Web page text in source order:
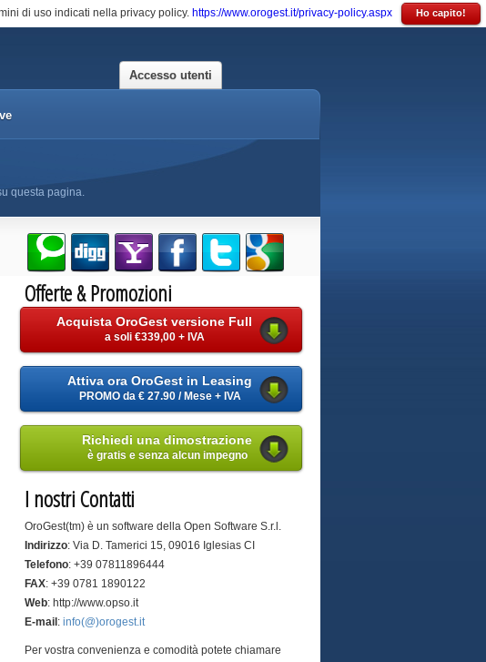
di uso indicati nella privacy policy. https://www.orogest.it/privacy-policy.aspx Ho capito!
Accesso utenti
questa pagina.
Offerte &Promozioni
Acquista OroGest versione Full
a soli €339,00 + IVA
Attiva ora OroGest in Leasing
PROMO da € 27.90 / Mese + IVA
Richiedi una dimostrazione
è gratis e senza alcun impegno
I nostriContatti
OroGest(tm) è un software della Open Software S.r.l.
Indirizzo: Via D. Tamerici 15, 09016 Iglesias CI
Telefono: +39 07811896444
FAX: +39 0781 1890122
Web: http://www.opso.it
E-mail : info(@)orogest.it
Per vostra convenienza e comodità potete chiamare